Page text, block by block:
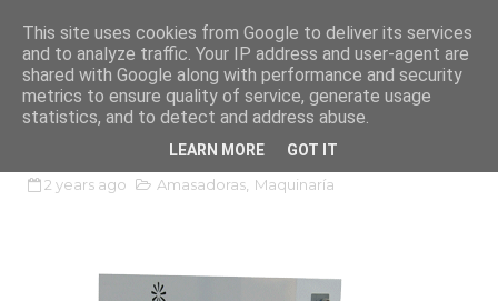
SOTEPAN
Amasadora Espiral Autovaciable -
2 years ago Amasadoras Maquinaría
This site uses cookies from Google to deliver its services
and to analyze traffic. Your IP address and user-agent are
shared with Google along with performance and security
metrics to ensure quality of service, generate usage
statistics, and to detect and address abuse.
LEARN MORE GOT IT